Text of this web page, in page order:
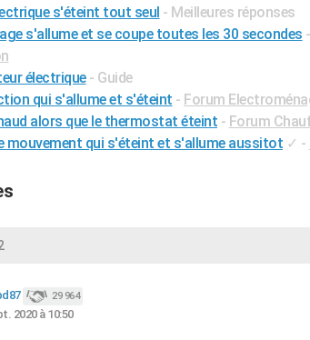
s'éteint tout seul - Meilleures réponses
s'allume et se coupe toutes les 30 secondes -
électrique - Guide
qui s'allume et s'éteint - Forum
alors que le thermostat éteint - Forum
mouvement qui s'éteint et s'allume aussitot ✓ -
29 964
2020 à 10:50